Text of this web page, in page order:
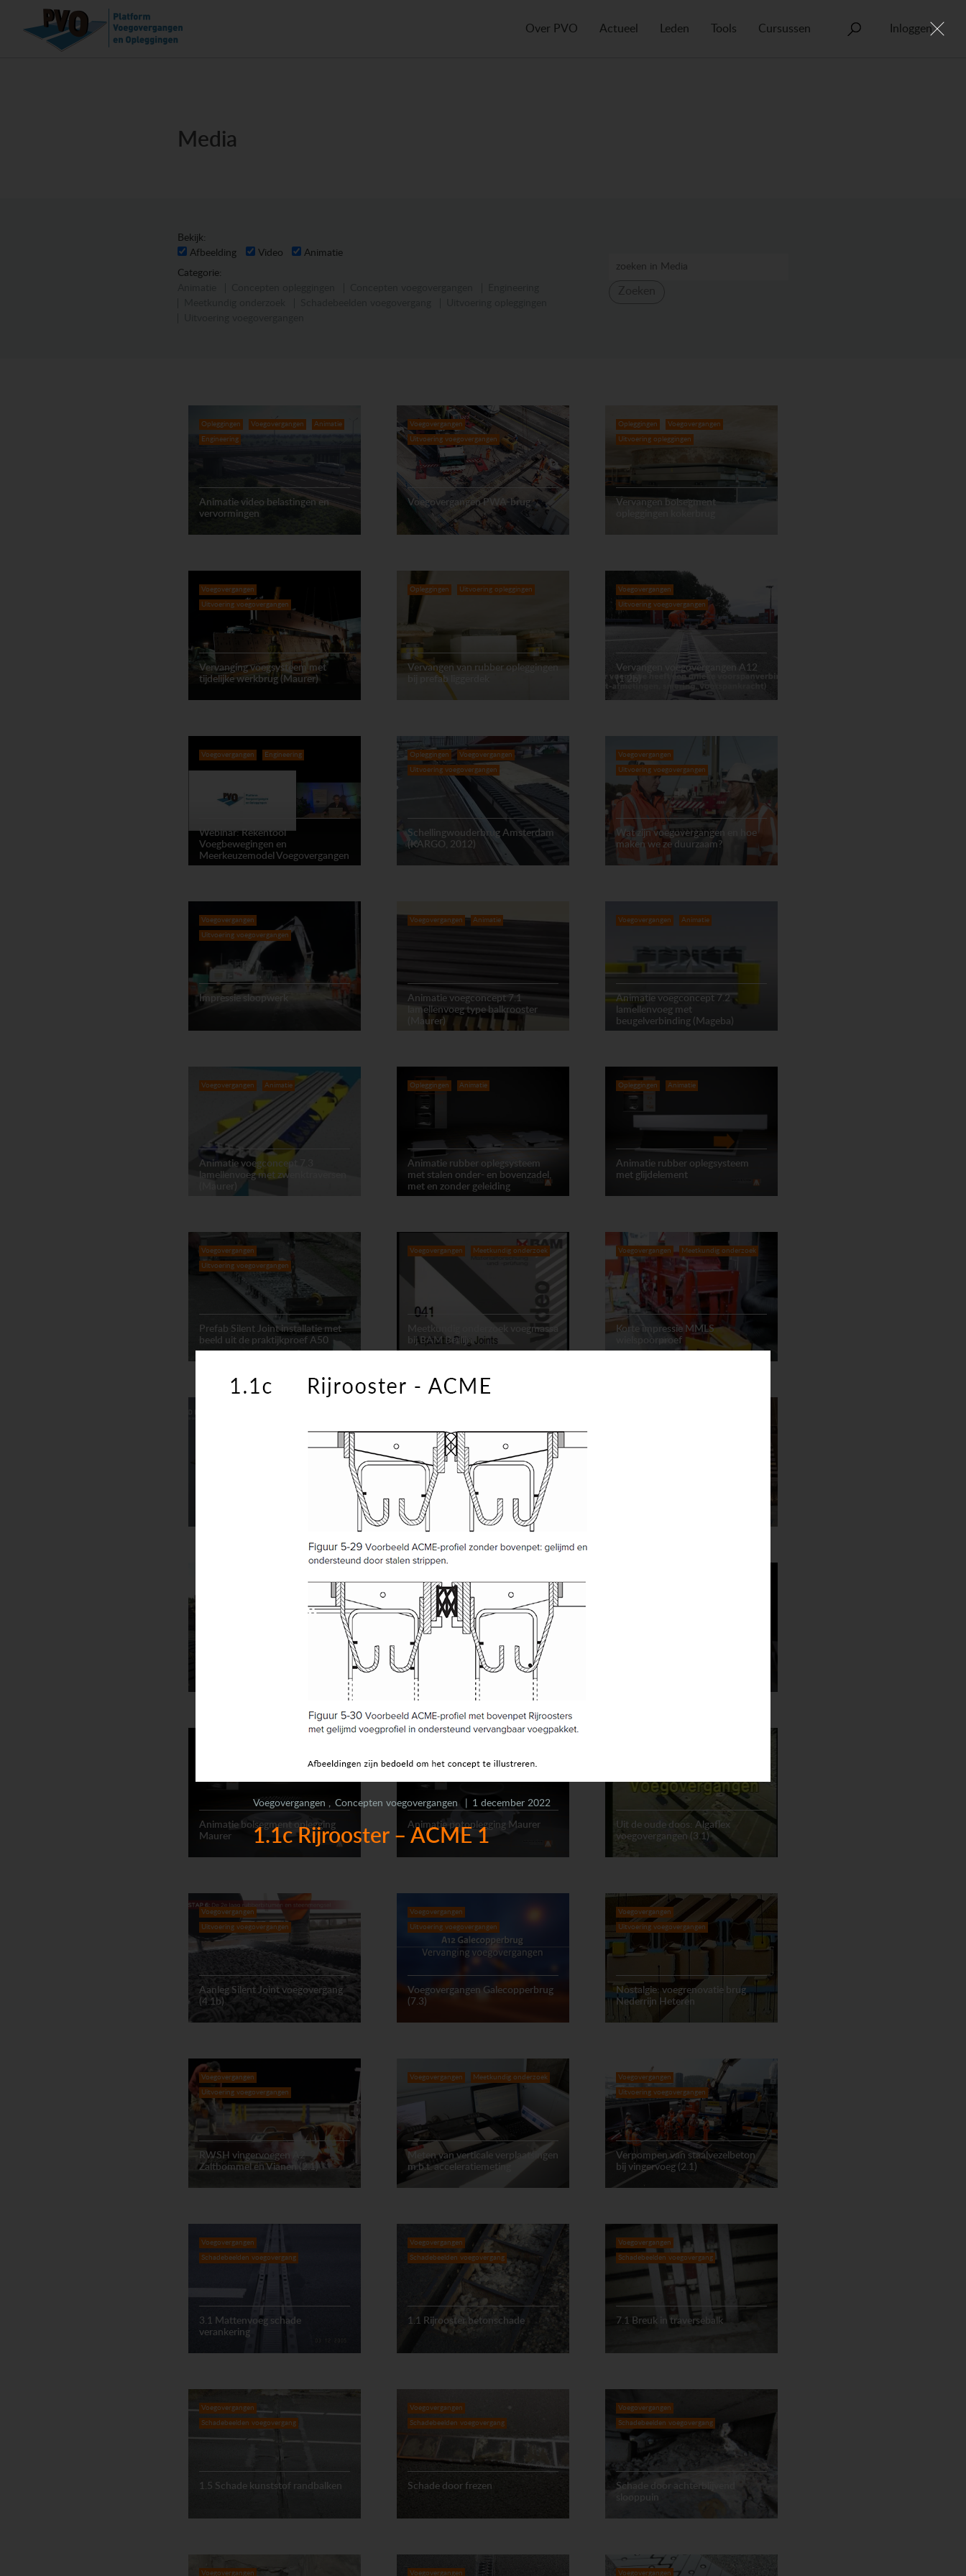
Over PVO Actueel Leden Tools Cursussen Inloggen
Media
Bekijk:
Afbeelding
Video
Animatie
Categorie:
Opleggingen Voegovergangen Animatie
Engineering
Animatie video belastingen en
vervormingen
Voegovergangen
Uitvoering voegovergangen
Voegovergangen PWA-brug
Opleggingen Voegovergangen
Uitvoering opleggingen
Vervangen bolsegment
Voegovergangen
Uitvoering voegovergangen
Vervanging voegsysteem met
tijdelijke werkbrug (Maurer)
Opleggingen Uitvoering opleggingen
Vervangen van rubber opleggingen
bij prefab liggerdek
Voegovergangen
Uitvoering voegovergangen
Vervangen voegovergangen A12
(1.2b)
Voegovergangen Engineering
Webinar: Rekentool
Voegbewegingen en
Meerkeuzemodel Voegovergangen
Opleggingen Voegovergangen
Uitvoering voegovergangen
Schellingwouderbrug Amsterdam
(KARGO, 2012)
Voegovergangen
Uitvoering voegovergangen
Wat zijn voegovergangen en hoe
maken we ze duurzaam?
Voegovergangen
Uitvoering voegovergangen
Impressie sloopwerk
Voegovergangen Animatie
Animatie voegconcept 7.1
lamellenvoeg type balkrooster
(Maurer)
Voegovergangen Animatie
Animatie voegconcept 7.2
lamellenvoeg met
beugelverbinding (Mageba)
Voegovergangen Animatie
Animatie voegconcept 7.3
lamellenvoeg met zwenktraversen
Opleggingen Animatie
Animatie rubber oplegsysteem
met stalen onder- en bovenzadel,
met en zonder geleiding
Opleggingen Animatie
Animatie rubber oplegsysteem
met glijdelement
Voegovergangen
Uitvoering voegovergangen
Prefab Silent Joint installatie met
beeld uit de praktijkproef A50
Voegovergangen Meetkundig onderzoek
Meetkundig onderzoek voegmassa
bij BAM Berlijn
Voegovergangen Meetkundig onderzoek
Korte impressie MMLS
wielspoorproef
Werking sturing Maurer
lamellenvoeg (7.1)
Voegovergangen Animatie
Animatie Mageba lamellenvoeg
(7.2)
Animatie bolsegment oplegging
Maurer
Animatie potoplegging Maurer
Uit de oude doos: Algaflex
voegovergangen (3.1)
Voegovergangen
Uitvoering voegovergangen
Aanleg Silent Joint voegovergang
(4.1b)
Voegovergangen
Uitvoering voegovergangen
Voegovergangen Galecopperbrug
(7.3)
Voegovergangen
Uitvoering voegovergangen
Nostalgie: voegrenovatie brug
Nederrijn Heteren
Voegovergangen
Uitvoering voegovergangen
RWSH vingervoegen A2
Zaltbommel en Vianen (2.1)
Voegovergangen Meetkundig onderzoek
Meten van verticale verplaatsingen
m.b.t. acceleratiemeting
Voegovergangen
Uitvoering voegovergangen
Verpompen van staalvezelbeton
bij vingervoeg (2.1)
Voegovergangen
Schadebeelden voegovergang
3.1 Mattenvoeg schade
verankering
Voegovergangen
Schadebeelden voegovergang
1.1 Rijrooster betonschade
Voegovergangen
Schadebeelden voegovergang
7.1 Breuk in traversebalk
Voegovergangen
Schadebeelden voegovergang
1.5 Schade kunststof randbalken
Voegovergangen
Schadebeelden voegovergang
Schade door frezen
Voegovergangen
Schadebeelden voegovergang
Schade door achterblijvend
slooppuin
Voegovergangen Voegovergangen Voegovergangen
Voegovergangen Concepten voegovergangen 1 december 2022
1.1c Rijrooster – ACME 1